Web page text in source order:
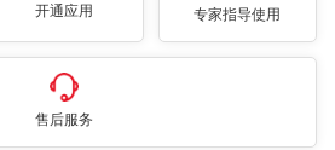
开通应用 专家指导使用
售后服务